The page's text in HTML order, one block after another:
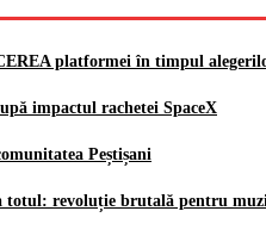
platformei în timpul
impactul rachetei SpaceX
Peștișani
totul: revoluție brutală pentru